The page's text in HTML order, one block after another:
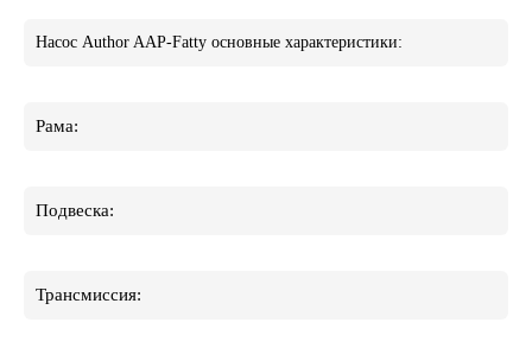
Насос Author AAP-Fatty основные характеристики:
Рама:
Подвеска:
Трансмиссия: